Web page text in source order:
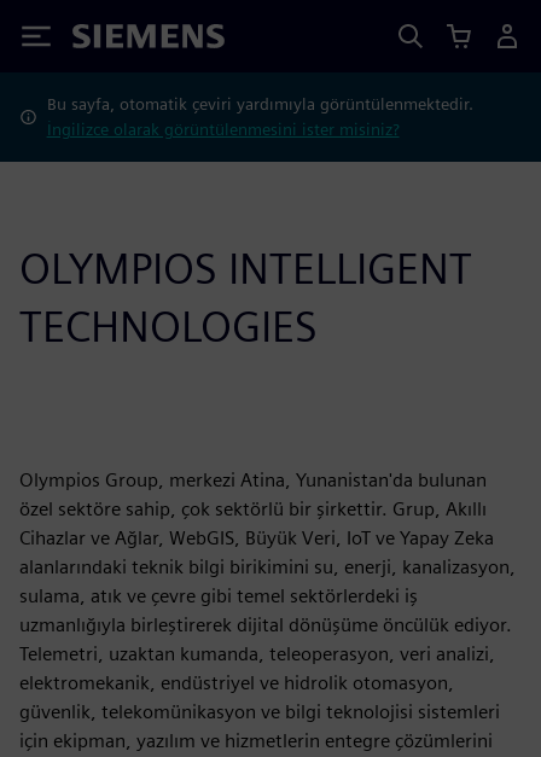
Siemens
Bu sayfa, otomatik çeviri yardımıyla görüntülenmektedir.
İngilizce olarak görüntülenmesini ister misiniz?
OLYMPIOS INTELLIGENT
TECHNOLOGIES
Olympios Group, merkezi Atina, Yunanistan'da bulunan
özel sektöre sahip, çok sektörlü bir şirkettir. Grup, Akıllı
Cihazlar ve Ağlar, WebGIS, Büyük Veri, IoT ve Yapay Zeka
alanlarındaki teknik bilgi birikimini su, enerji, kanalizasyon,
sulama, atık ve çevre gibi temel sektörlerdeki iş
uzmanlığıyla birleştirerek dijital dönüşüme öncülük ediyor.
Telemetri, uzaktan kumanda, teleoperasyon, veri analizi,
elektromekanik, endüstriyel ve hidrolik otomasyon,
güvenlik, telekomünikasyon ve bilgi teknolojisi sistemleri
için ekipman, yazılım ve hizmetlerin entegre çözümlerini